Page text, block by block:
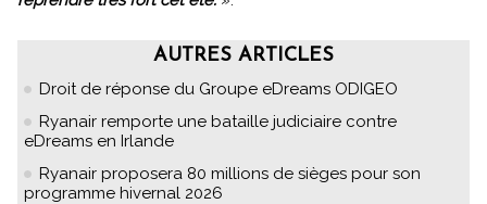
AUTRES ARTICLES
Droit de réponse du Groupe eDreams ODIGEO
Ryanair remporte une bataille judiciaire contre
eDreams en Irlande
Ryanair proposera 80 millions de sièges pour son
programme hivernal 2026